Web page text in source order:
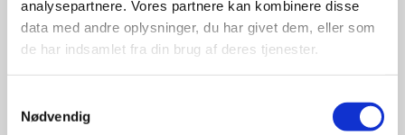
analysepartnere. Vores partnere kan kombinere disse
data med andre oplysninger, du har givet dem, eller som
de har indsamlet fra din brug af deres tjenester.
Nødvendig